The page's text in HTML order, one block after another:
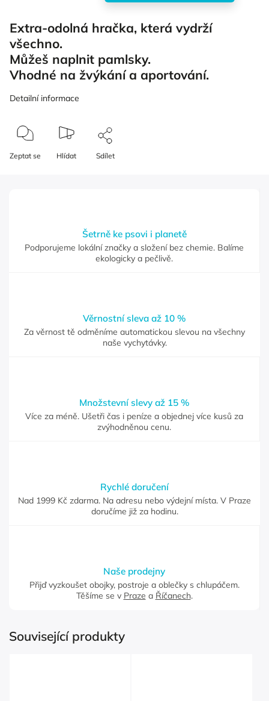
Extra-odolná hračka, která vydrží
všechno.
Můžeš naplnit pamlsky.
Vhodné na žvýkání a aportování.
Detailní informace
Zeptat se Hlídat Sdílet
Šetrně ke psovi i planetě
Podporujeme lokální značky a složení bez chemie. Balíme
ekologicky a pečlivě.
Věrnostní sleva až 10 %
Za věrnost tě odměníme automatickou slevou na všechny
naše vychytávky.
Množstevní slevy až 15 %
Více za méně. Ušetři čas i peníze a objednej více kusů za
zvýhodněnou cenu.
Rychlé doručení
Nad 1999 Kč zdarma. Na adresu nebo výdejní místa. V Praze
doručíme již za hodinu.
Naše prodejny
Přijď vyzkoušet obojky, postroje a oblečky s chlupáčem.
Těšíme se v Praze a Říčanech.
Související produkty